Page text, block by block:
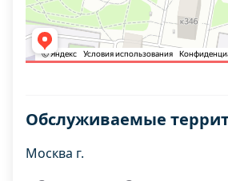
Обслуживаемые
Москва г.